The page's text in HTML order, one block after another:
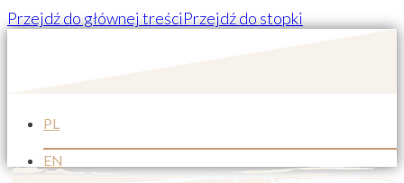
Przejdź do głównej treściPrzejdź do stopki
PL
EN